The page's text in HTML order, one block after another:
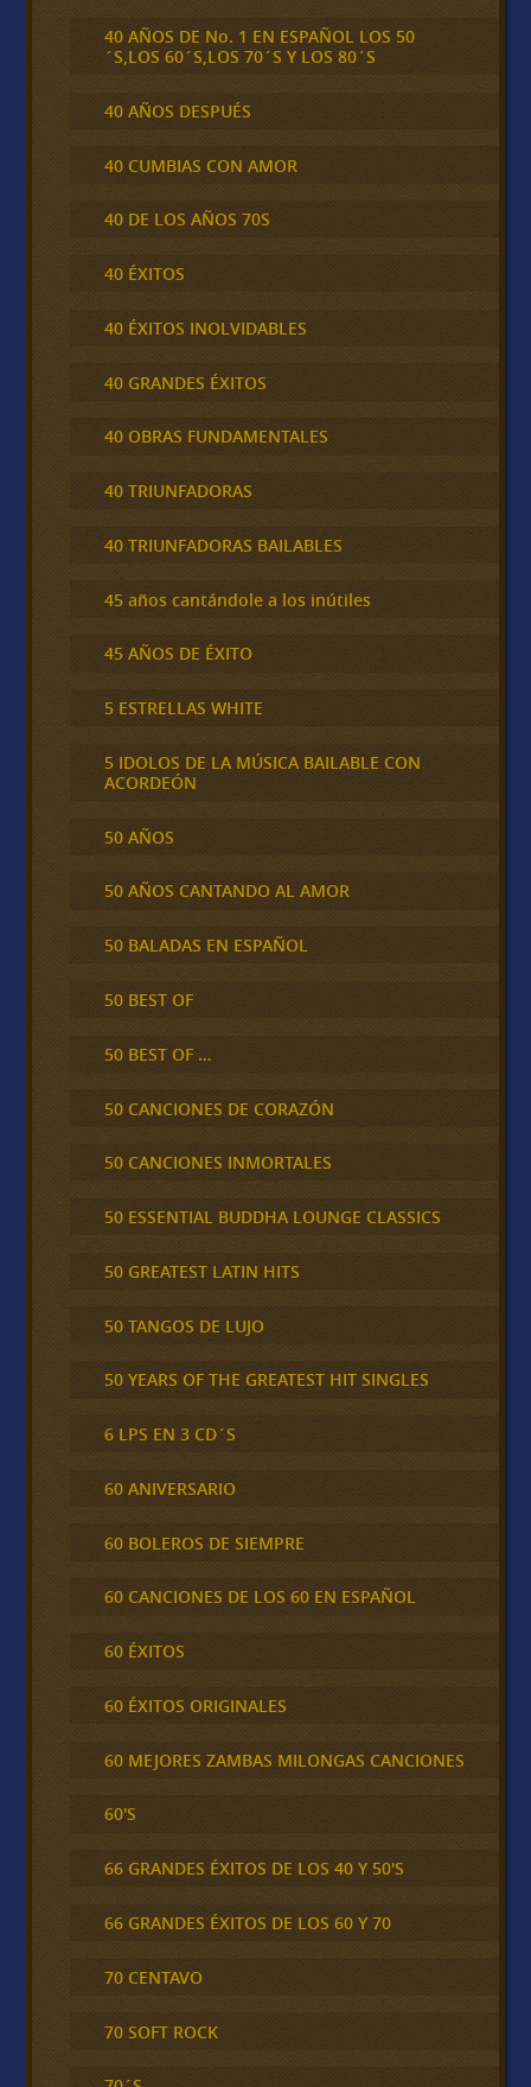
40 AÑOS DE No. 1 EN ESPAÑOL LOS 50
´S,LOS 60´S,LOS 70´S Y LOS 80´S
40 AÑOS DESPUÉS
40 CUMBIAS CON AMOR
40 DE LOS AÑOS 70S
40 ÉXITOS
40 ÉXITOS INOLVIDABLES
40 GRANDES ÉXITOS
40 OBRAS FUNDAMENTALES
40 TRIUNFADORAS
40 TRIUNFADORAS BAILABLES
45 años cantándole a los inútiles
45 AÑOS DE ÉXITO
5 ESTRELLAS WHITE
5 IDOLOS DE LA MÚSICA BAILABLE CON
ACORDEÓN
50 AÑOS
50 AÑOS CANTANDO AL AMOR
50 BALADAS EN ESPAÑOL
50 BEST OF
50 BEST OF …
50 CANCIONES DE CORAZÓN
50 CANCIONES INMORTALES
50 ESSENTIAL BUDDHA LOUNGE CLASSICS
50 GREATEST LATIN HITS
50 TANGOS DE LUJO
50 YEARS OF THE GREATEST HIT SINGLES
6 LPS EN 3 CD´S
60 ANIVERSARIO
60 BOLEROS DE SIEMPRE
60 CANCIONES DE LOS 60 EN ESPAÑOL
60 ÉXITOS
60 ÉXITOS ORIGINALES
60 MEJORES ZAMBAS MILONGAS CANCIONES
60'S
66 GRANDES ÉXITOS DE LOS 40 Y 50'S
66 GRANDES ÉXITOS DE LOS 60 Y 70
70 CENTAVO
70 SOFT ROCK